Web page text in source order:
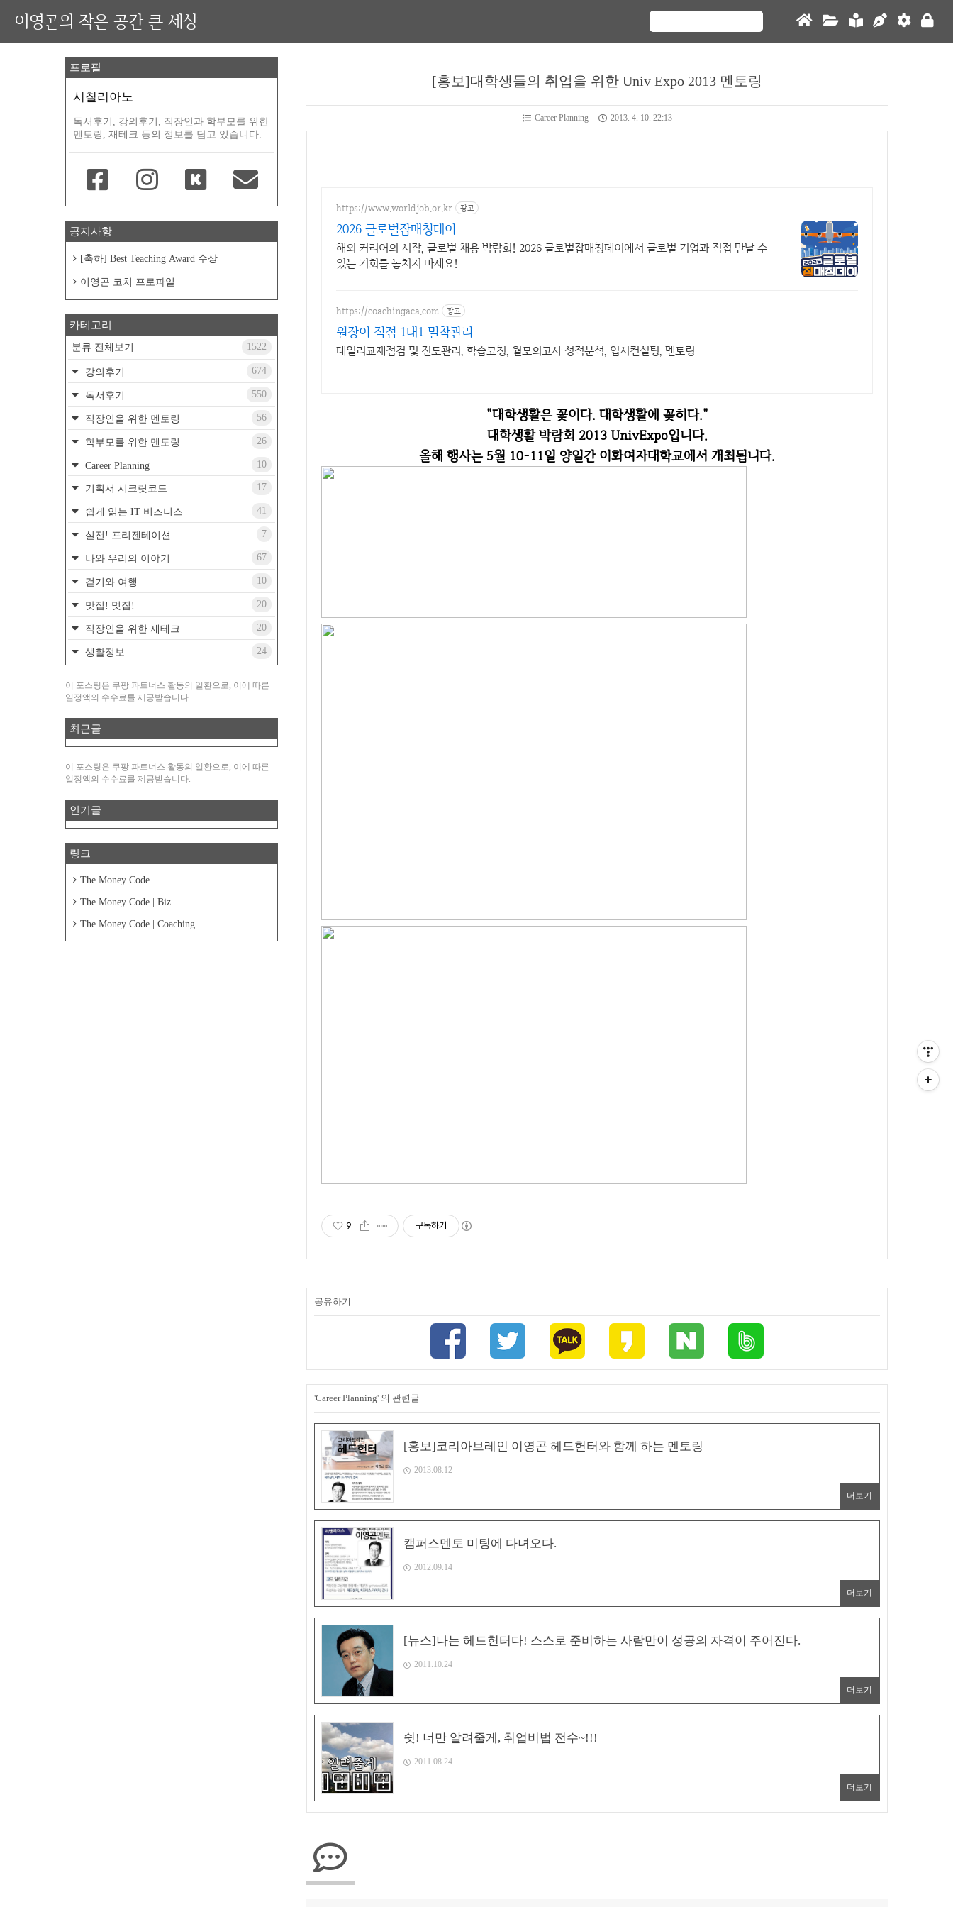
이영곤의 작은 공간 큰 세상
[홍보]대학생들의 취업을 위한 Univ Expo 2013 멘토링
Career Planning 2013. 4. 10. 22:13
https://www.worldjob.or.kr 광고
2026 글로벌잡매칭데이
해외 커리어의 시작, 글로벌 채용 박람회! 2026 글로벌잡매칭데이에서 글로벌 기업과 직접 만날 수
있는 기회를 놓치지 마세요!
https://coachingaca.com 광고
원장이 직접 1대1 밀착관리
데일리교재점검 및 진도관리, 학습코칭, 월모의고사 성적분석, 입시컨설팅, 멘토링
"대학생활은 꽃이다. 대학생활에 꽂히다."
대학생활 박람회 2013 UnivExpo입니다.
올해 행사는 5월 10-11일 양일간 이화여자대학교에서 개최됩니다.
9 구독하기
공유하기
'Career Planning' 의 관련글
[홍보]코리아브레인 이영곤 헤드헌터와 함께 하는 멘토링
2013.08.12
더보기
캠퍼스멘토 미팅에 다녀오다.
2012.09.14
더보기
[뉴스]나는 헤드헌터다! 스스로 준비하는 사람만이 성공의 자격이 주어진다.
2011.10.24
더보기
쉿! 너만 알려줄게, 취업비법 전수~!!!
2011.08.24
더보기
프로필
시칠리아노
독서후기, 강의후기, 직장인과 학부모를 위한
멘토링, 재테크 등의 정보를 담고 있습니다.
공지사항
[축하] Best Teaching Award 수상
이영곤 코치 프로파일
카테고리
분류 전체보기 1522
강의후기 674
독서후기 550
직장인을 위한 멘토링 56
학부모를 위한 멘토링 26
Career Planning 10
기획서 시크릿코드 17
쉽게 읽는 IT 비즈니스 41
실전! 프리젠테이션 7
나와 우리의 이야기 67
걷기와 여행 10
맛집! 멋집! 20
직장인을 위한 재테크 20
생활정보 24
이 포스팅은 쿠팡 파트너스 활동의 일환으로, 이에 따른
일정액의 수수료를 제공받습니다.
최근글
이 포스팅은 쿠팡 파트너스 활동의 일환으로, 이에 따른
일정액의 수수료를 제공받습니다.
인기글
링크
The Money Code
The Money Code | Biz
The Money Code | Coaching